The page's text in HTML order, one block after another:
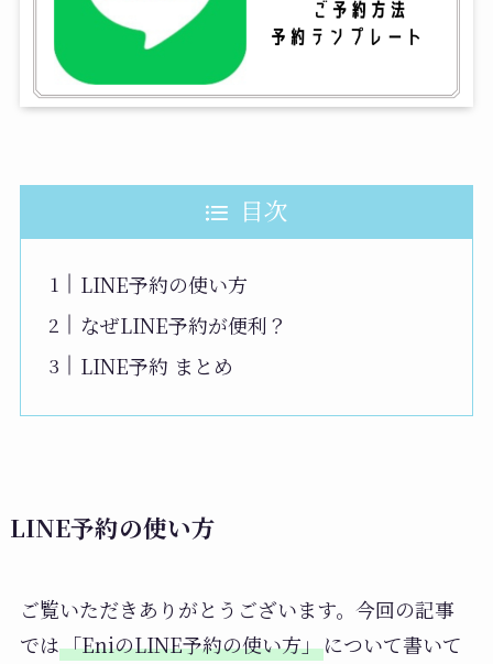
目次
LINE予約の使い方
なぜLINE予約が便利？
LINE予約 まとめ
LINE予約の使い方
ご覧いただきありがとうございます。今回の記事
では「EniのLINE予約の使い方」について書いて